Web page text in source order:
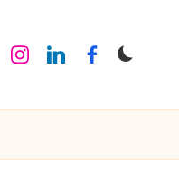
Instagram
LinkedinFacebook